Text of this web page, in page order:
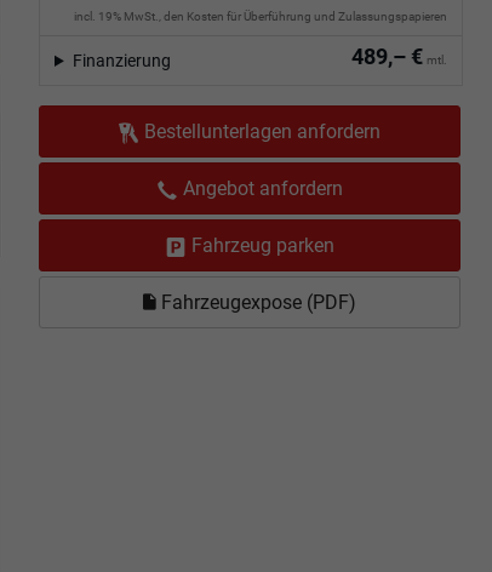
incl. 19% MwSt., den Kosten für Überführung und Zulassungspapieren
489,– € mtl.
Finanzierung
Bestellunterlagen anfordern
Angebot anfordern
Fahrzeug parken
Fahrzeugexpose (PDF)